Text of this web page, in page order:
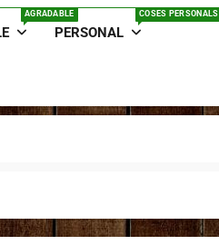
AGRADABLE
PERSONAL
COSES PERSONALS